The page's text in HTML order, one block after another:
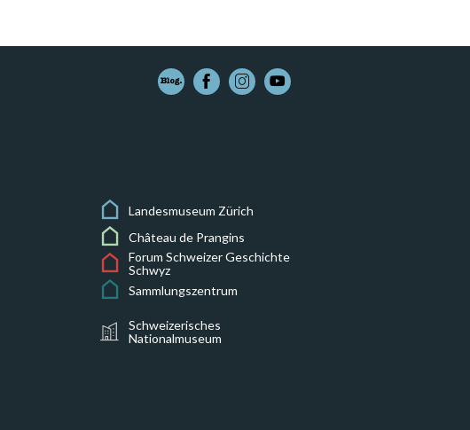
Landesmuseum Zürich
Château de Prangins
Forum Schweizer Geschichte
Schwyz
Sammlungszentrum
Schweizerisches
Nationalmuseum